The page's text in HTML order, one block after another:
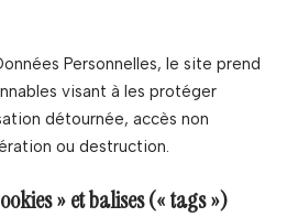
Personnelles, le site prend
visant à les protéger
détournée, accès non
ou destruction.
» et balises (« tags »)